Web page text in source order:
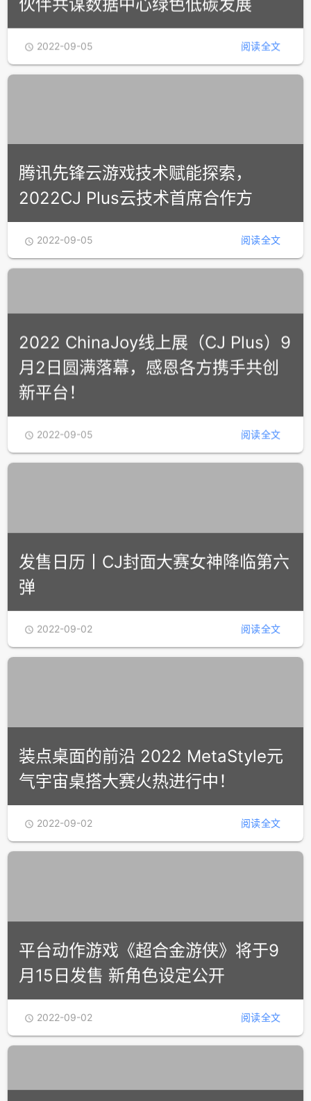
伙伴共谋数据中心绿色低碳发展
 2022-09-05 阅读全文
腾讯先锋云游戏技术赋能探索，
2022CJ Plus云技术首席合作方
 2022-09-05 阅读全文
2022 ChinaJoy线上展（CJ Plus）9
月2日圆满落幕，感恩各方携手共创
新平台！
 2022-09-05 阅读全文
发售日历丨CJ封面大赛女神降临第六
弹
 2022-09-02 阅读全文
装点桌面的前沿 2022 MetaStyle元
气宇宙桌搭大赛火热进行中！
 2022-09-02 阅读全文
平台动作游戏《超合金游侠》将于9
月15日发售 新角色设定公开
 2022-09-02 阅读全文